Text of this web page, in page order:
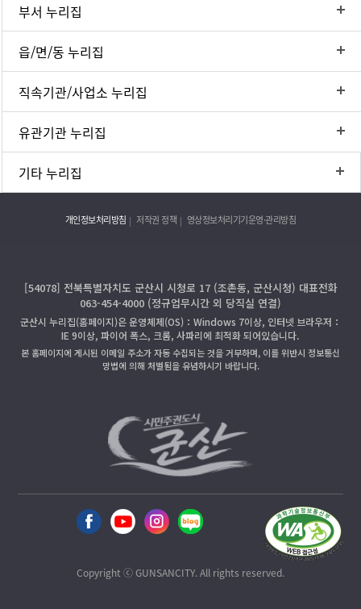
부서 누리집
읍/면/동 누리집
직속기관/사업소 누리집
유관기관 누리집
기타 누리집
개인정보처리방침 저작권 정책 영상정보처리기기운영·관리방침
[54078] 전북특별자치도 군산시 시청로 17 (조촌동, 군산시청) 대표전화
063-454-4000 (정규업무시간 외 당직실 연결)
군산시 누리집(홈페이지)은 운영체제(OS)：Windows 7이상, 인터넷 브라우저：
IE 9이상, 파이어 폭스, 크롬, 사파리에 최적화 되어있습니다.
본 홈페이지에 게시된 이메일 주소가 자동 수집되는 것을 거부하며, 이를 위반시 정보통신
망법에 의해 처벌됨을 유념하시기 바랍니다.
Copyright ⓒ GUNSANCITY. All rights reserved.